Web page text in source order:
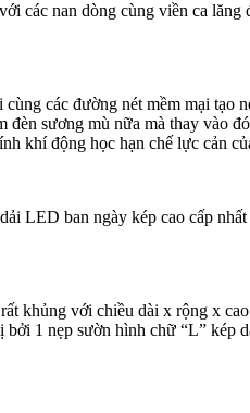
các nan dòng cùng viền ca lăng
các đường nét mềm mại tạo
đèn sương mù nữa mà thay vào
khí động học hạn chế lực cản
LED ban ngày kép cao cấp
khủng với chiều dài x rộng x
1 nẹp sườn hình chữ “L” kép